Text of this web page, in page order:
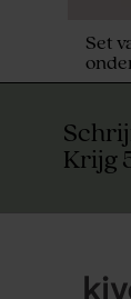
Set
Krijg